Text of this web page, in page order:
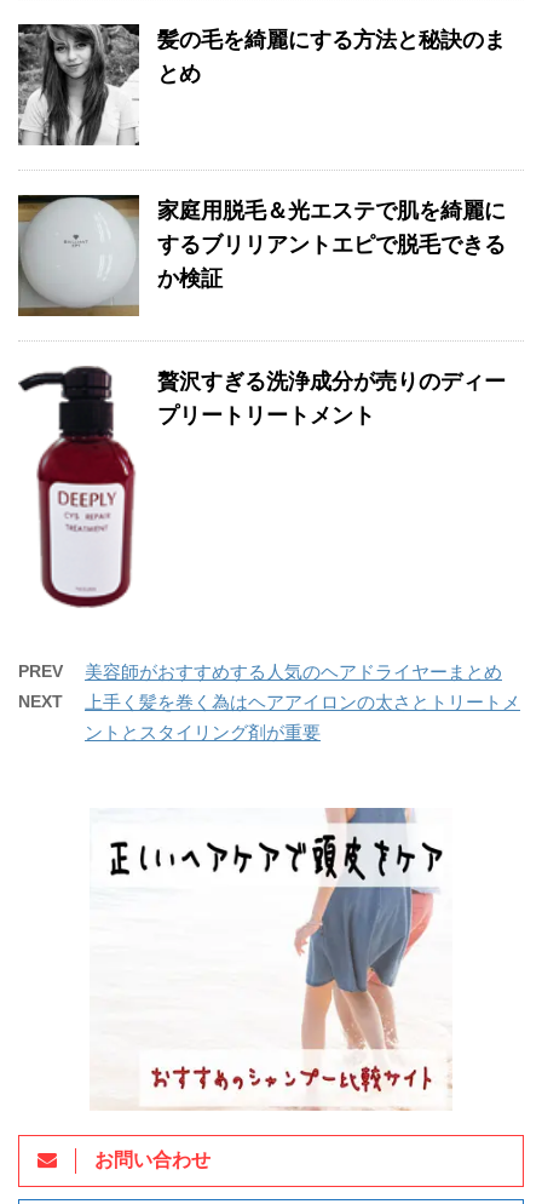
髪の毛を綺麗にする方法と秘訣のま
とめ
家庭用脱毛＆光エステで肌を綺麗に
するブリリアントエピで脱毛できる
か検証
贅沢すぎる洗浄成分が売りのディー
プリートリートメント
PREV 美容師がおすすめする人気のヘアドライヤーまとめ
NEXT
上手く髪を巻く為はヘアアイロンの太さとトリートメ
ントとスタイリング剤が重要
お問い合わせ